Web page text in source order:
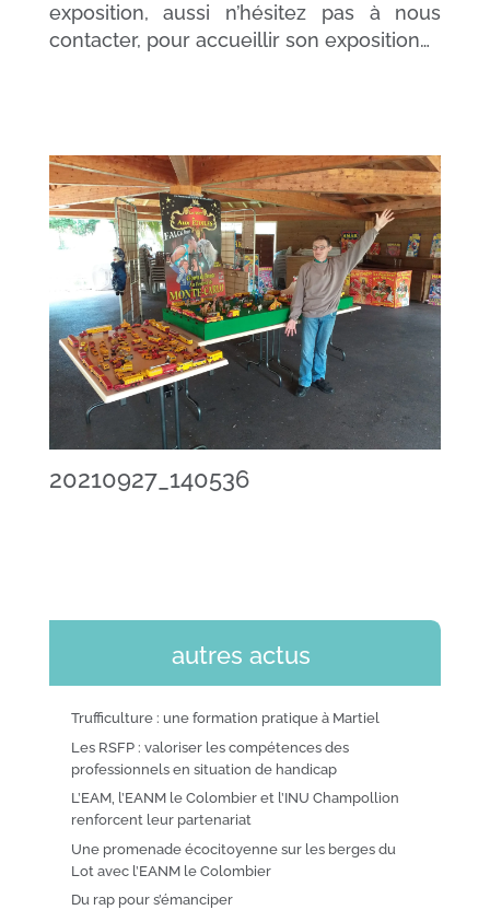
exposition, aussi n’hésitez pas à nous
contacter, pour accueillir son exposition…
20210927_140536
autres actus
Trufficulture : une formation pratique à Martiel
Les RSFP : valoriser les compétences des
professionnels en situation de handicap
L’EAM, l’EANM le Colombier et l’INU Champollion
renforcent leur partenariat
Une promenade écocitoyenne sur les berges du
Lot avec l’EANM le Colombier
Du rap pour s’émanciper